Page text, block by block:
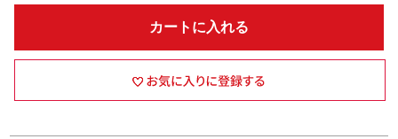
カートに入れる